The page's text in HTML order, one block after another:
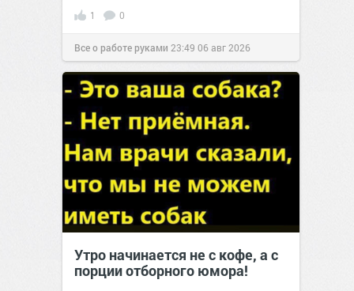
1 0
Все о работе руками 23:49 06 авг 2026
Утро начинается не с кофе, а с
порции отборного юмора!